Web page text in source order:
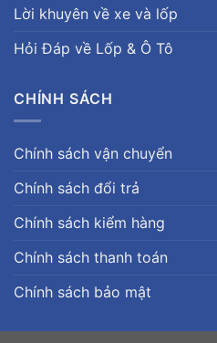
Lời khuyên về xe và lốp
Hỏi Đáp về Lốp & Ô Tô
CHÍNH SÁCH
Chính sách vận chuyển
Chính sách đổi trả
Chính sách kiểm hàng
Chính sách thanh toán
Chính sách bảo mật